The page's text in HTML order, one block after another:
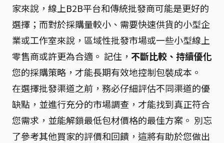
家來說，線上B2B平台和傳統批發商可能是更好的
選擇；而對於採購量較小、需要快速供貨的小型企
業或工作室來說，區域性批發市場或一些小型線上
零售商或許更為合適。 記住， 不斷比較、持續優化
您的採購策略，才能長期有效地控制包裝成本。
在選擇批發渠道之前，務必仔細評估不同渠道的優
缺點，並進行充分的市場調查，才能找到真正符合
您需求，並能解鎖最低包材價格的最佳方案。 別忘
了參考其他買家的評價和回饋，這將有助於您做出